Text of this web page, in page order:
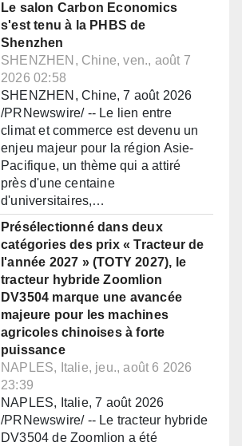
Le salon Carbon Economics
s'est tenu à la PHBS de
Shenzhen
SHENZHEN, Chine, ven., août 7
2026 02:58
SHENZHEN, Chine, 7 août 2026
/PRNewswire/ -- Le lien entre
climat et commerce est devenu un
enjeu majeur pour la région Asie-
Pacifique, un thème qui a attiré
près d'une centaine
d'universitaires,…
Présélectionné dans deux
catégories des prix « Tracteur de
l'année 2027 » (TOTY 2027), le
tracteur hybride Zoomlion
DV3504 marque une avancée
majeure pour les machines
agricoles chinoises à forte
puissance
NAPLES, Italie, jeu., août 6 2026
23:39
NAPLES, Italie, 7 août 2026
/PRNewswire/ -- Le tracteur hybride
DV3504 de Zoomlion a été